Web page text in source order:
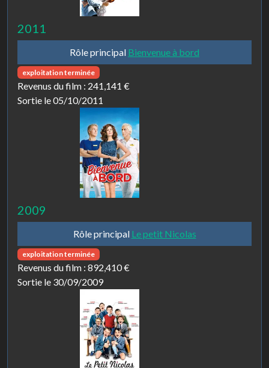
2011
Rôle principal Bienvenue à bord
exploitation terminée
Revenus du film : 241,141 €
Sortie le 05/10/2011
2009
Rôle principal Le petit Nicolas
exploitation terminée
Revenus du film : 892,410 €
Sortie le 30/09/2009